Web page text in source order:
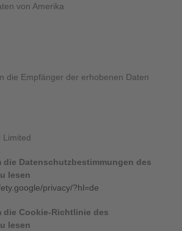
von Amerika
die Empfänger der erhobenen Daten
Limited
die Datenschutzbestimmungen des
lesen
privacy/?hl=de
die Cookie-Richtlinie des
lesen